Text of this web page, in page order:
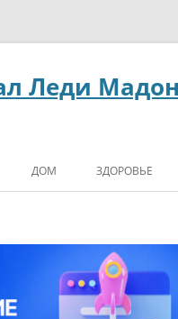
Леди
ДОМ ЗДОРОВЬЕ